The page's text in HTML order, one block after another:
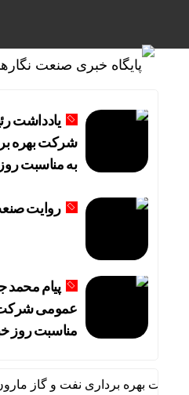
یادداشت
شرکت بهره
به مناسبت روز
روایت
پیام محمد
عمومی شرکت
مناسبت روز
بهره برداری نفت و گاز مارون